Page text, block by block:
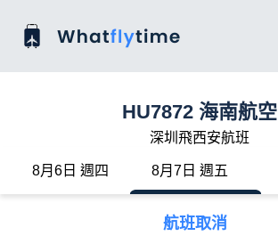
HU7872 海南航空
深圳飛西安航班
8月6日 週四 8月7日 週五
航班取消